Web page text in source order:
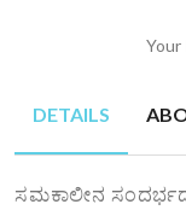
Your
DETAILS
ಸಮಕಾಲೀನ